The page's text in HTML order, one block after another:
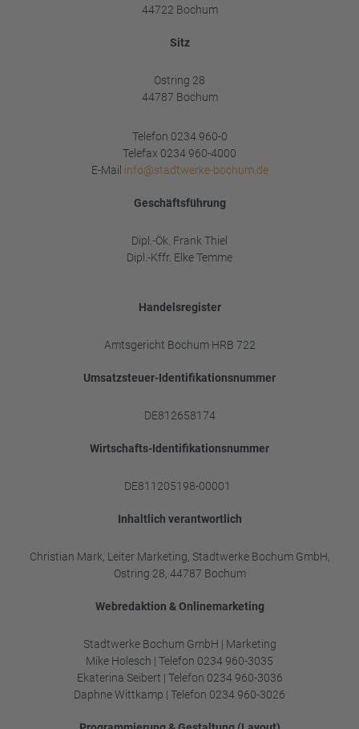
44722 Bochum
Sitz
Ostring 28
44787 Bochum
Telefon 0234 960-0
Telefax 0234 960-4000
E-Mail info@stadtwerke-bochum.de
Geschäftsführung
Dipl.-Ök. Frank Thiel
Dipl.-Kffr. Elke Temme
Handelsregister
Amtsgericht Bochum HRB 722
Umsatzsteuer-Identifikationsnummer
DE812658174
Wirtschafts-Identifikationsnummer
DE811205198-00001
Inhaltlich verantwortlich
Christian Mark, Leiter Marketing, Stadtwerke Bochum GmbH,
Ostring 28, 44787 Bochum
Webredaktion & Onlinemarketing
Stadtwerke Bochum GmbH | Marketing
Mike Holesch | Telefon 0234 960-3035
Ekaterina Seibert | Telefon 0234 960-3036
Daphne Wittkamp | Telefon 0234 960-3026